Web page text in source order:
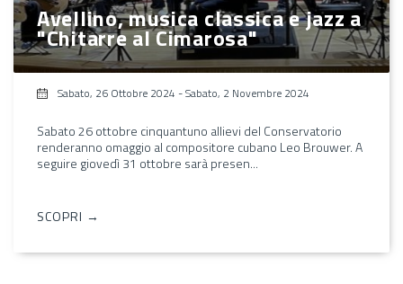
Avellino, musica classica e jazz a
"Chitarre al Cimarosa"
Sabato, 26 Ottobre 2024 -Sabato, 2 Novembre 2024
Sabato 26 ottobre cinquantuno allievi del Conservatorio
renderanno omaggio al compositore cubano Leo Brouwer. A
seguire giovedì 31 ottobre sarà presen...
SCOPRI →